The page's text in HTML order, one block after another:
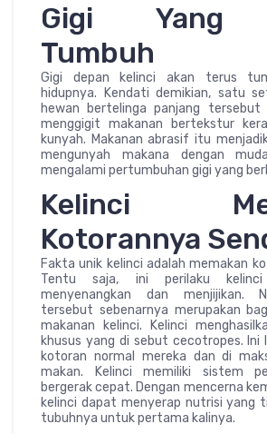
Gigi Yang
Tumbuh
Gigi depan kelinci akan terus
hidupnya. Kendati demikian, satu
hewan bertelinga panjang
menggigit makanan bertekstur
kunyah. Makanan abrasif itu
mengunyah makana dengan
mengalami pertumbuhan gigi yang
Kelinci
Kotorannya
Fakta unik kelinci adalah memakan
Tentu saja, ini perilaku
menyenangkan dan menjijikan.
tersebut sebenarnya merupakan
makanan kelinci. Kelinci
khusus yang di sebut cecotropes. Ini
kotoran normal mereka dan di
makan. Kelinci memiliki sistem
bergerak cepat. Dengan mencerna
kelinci dapat menyerap nutrisi yang
tubuhnya untuk pertama kalinya.